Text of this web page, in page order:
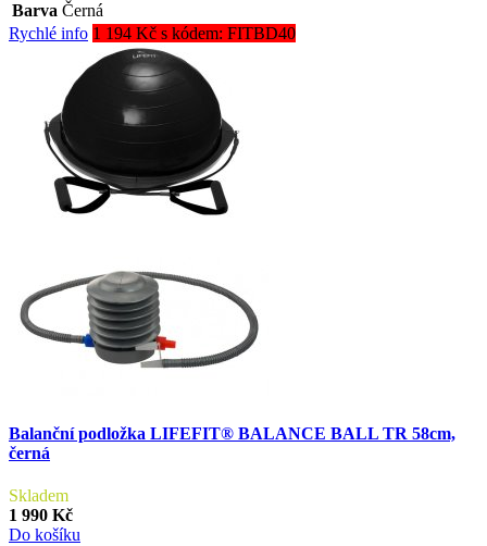
Barva Černá
Rychlé info 1 194 Kč s kódem: FITBD40
Balanční podložka LIFEFIT® BALANCE BALL TR 58cm,
černá
Skladem
1 990 Kč
Do košíku